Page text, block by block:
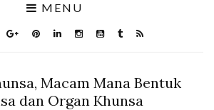
MENU
Macam Mana Bentuk
dan Organ Khunsa